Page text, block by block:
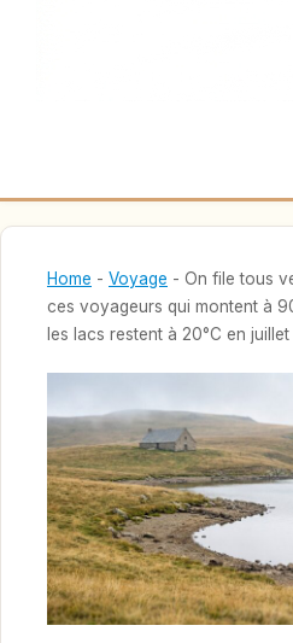
Home - Voyage - On file tous
ces voyageurs qui montent à
les lacs restent à 20°C en juillet